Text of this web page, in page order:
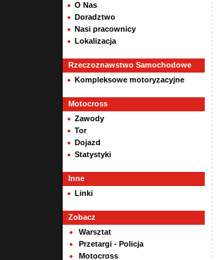
O Nas
Doradztwo
Nasi pracownicy
Lokalizacja
Rzeczoznawstwo Samochodowe
Kompleksowe motoryzacyjne
Motocross
Zawody
Tor
Dojazd
Statystyki
Inne
Linki
Zobacz
Warsztat
Przetargi - Policja
Motocross